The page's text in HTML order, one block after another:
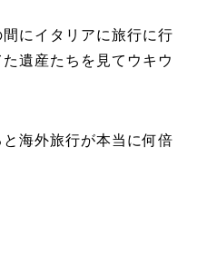
にイタリアに旅行に行
遺産たちを見てウキウ
海外旅行が本当に何倍